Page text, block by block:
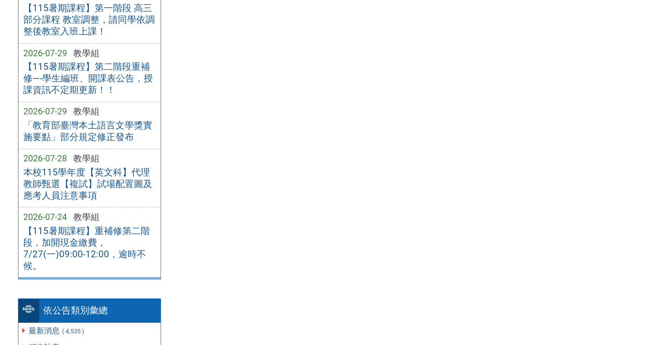
【115暑期課程】第一階段 高三
部分課程 教室調整，請同學依調
整後教室入班上課！
2026-07-29 教學組
【115暑期課程】第二階段重補
修—-學生編班、開課表公告，授
課資訊不定期更新！！
2026-07-29 教學組
「教育部臺灣本土語言文學獎實
施要點」部分規定修正發布
2026-07-28 教學組
本校115學年度【英文科】代理
教師甄選【複試】試場配置圖及
應考人員注意事項
2026-07-24 教學組
【115暑期課程】重補修第二階
段，加開現金繳費，
7/27(一)09:00-12:00，逾時不
候。
依公告類別彙總
最新消息 ( 4,535 )